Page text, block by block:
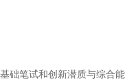
础笔试和创新潜质与综合能